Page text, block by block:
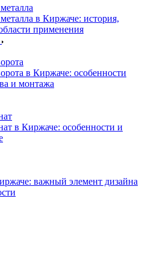
в Киржаче: история,
применения
в Киржаче: особенности
и монтажа
в Киржаче: особенности и
важный элемент дизайна